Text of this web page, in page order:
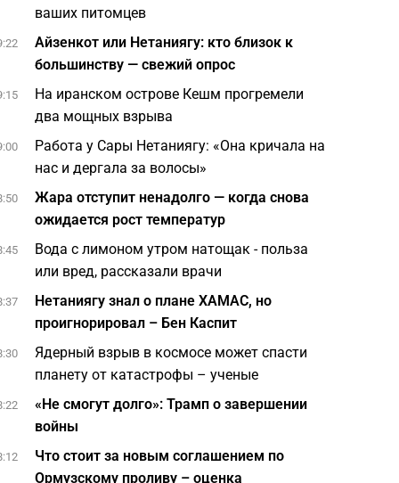
ваших питомцев
Айзенкот или Нетаниягу: кто близок к
большинству — свежий опрос
На иранском острове Кешм прогремели
два мощных взрыва
Работа у Сары Нетаниягу: «Она кричала на
нас и дергала за волосы»
Жара отступит ненадолго — когда снова
ожидается рост температур
Вода с лимоном утром натощак - польза
или вред, рассказали врачи
Нетаниягу знал о плане ХАМАС, но
проигнорировал – Бен Каспит
Ядерный взрыв в космосе может спасти
планету от катастрофы – ученые
«Не смогут долго»: Трамп о завершении
войны
Что стоит за новым соглашением по
Ормузскому проливу – оценка